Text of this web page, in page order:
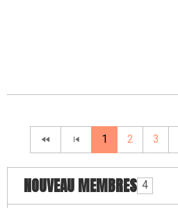
1 2 3
NOUVEAU MEMBRES 4